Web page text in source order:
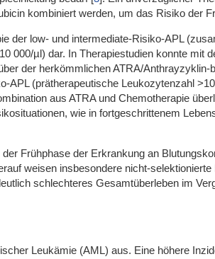
kombiniert werden, um das Risiko der
der low- und intermediate-Risiko-APL
000/µl) dar. In Therapiestudien konnte mit
der herkömmlichen ATRA/Anthrayzyklin-
APL (prätherapeutische Leukozytenzahl
aus ATRA und Chemotherapie
wie in fortgeschrittenem
Frühphase der Erkrankung an
weisen insbesondere nicht-selektionierte
schlechteres Gesamtüberleben im
Leukämie (AML) aus. Eine höhere